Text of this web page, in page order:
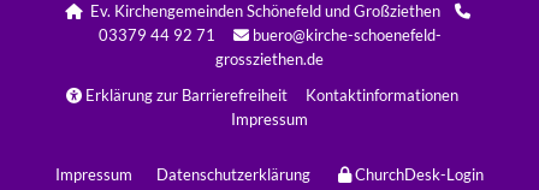
 Ev. Kirchengemeinden Schönefeld und Großziethen 
03379 44 92 71  buero@kirche-schoenefeld-
grossziethen.de
 Erklärung zur Barrierefreiheit
Kontaktinformationen
Impressum
Impressum Datenschutzerklärung ChurchDesk-Login